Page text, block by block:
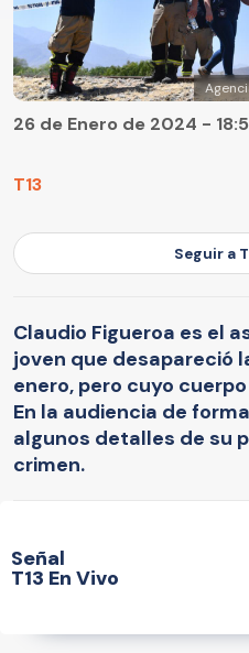
T13
26 de Enero de 2024 -
Seguir a
Claudio Figueroa es el
joven que desapareció
enero, pero cuyo
En la audiencia de
algunos detalles de su
crimen.
Señal
T13 En Vivo